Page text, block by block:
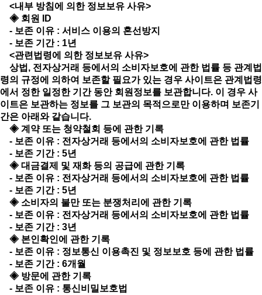
<내부 방침에 의한 정보보유 사유>
◈ 회원 ID
- 보존 이유 : 서비스 이용의 혼선방지
- 보존 기간 : 1년
<관련법령에 의한 정보보유 사유>
상법, 전자상거래 등에서의 소비자보호에 관한 법률 등 관계법
령의 규정에 의하여 보존할 필요가 있는 경우 사이트은 관계법령
에서 정한 일정한 기간 동안 회원정보를 보관합니다. 이 경우 사
이트은 보관하는 정보를 그 보관의 목적으로만 이용하며 보존기
간은 아래와 같습니다.
◈ 계약 또는 청약철회 등에 관한 기록
- 보존 이유 : 전자상거래 등에서의 소비자보호에 관한 법률
- 보존 기간 : 5년
◈ 대금결제 및 재화 등의 공급에 관한 기록
- 보존 이유 : 전자상거래 등에서의 소비자보호에 관한 법률
- 보존 기간 : 5년
◈ 소비자의 불만 또는 분쟁처리에 관한 기록
- 보존 이유 : 전자상거래 등에서의 소비자보호에 관한 법률
- 보존 기간 : 3년
◈ 본인확인에 관한 기록
- 보존 이유 : 정보통신 이용촉진 및 정보보호 등에 관한 법률
- 보존 기간 : 6개월
◈ 방문에 관한 기록
- 보존 이유 : 통신비밀보호법